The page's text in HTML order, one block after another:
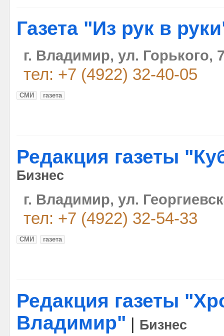
Газета "Из рук в
г. Владимир, ул. Горького,
тел: +7 (4922) 32-40-05
СМИ газета
Редакция газеты
Бизнес
г. Владимир, ул.
тел: +7 (4922) 32-54-33
СМИ газета
Редакция газеты
Владимир"
Бизнес